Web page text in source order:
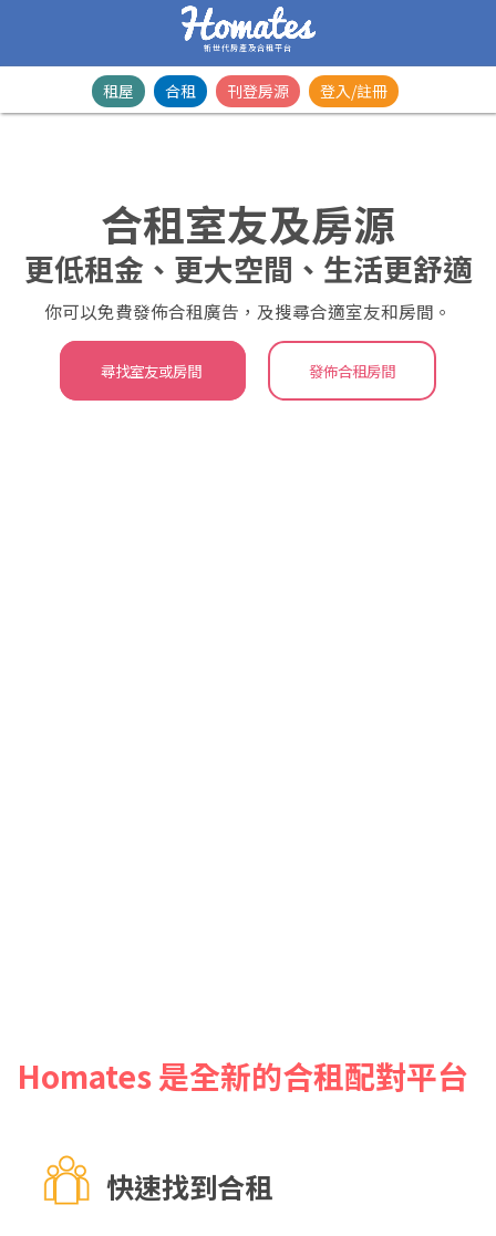
新世代房產及合租平台
租屋 合租 刊登房源 登入/註冊
合租室友及房源
更低租金、更大空間、生活更舒適
你可以免費發佈合租廣告，及搜尋合適室友和房間。
尋找室友或房間 發佈合租房間
Homates是全新的合租配對平台
快速找到合租